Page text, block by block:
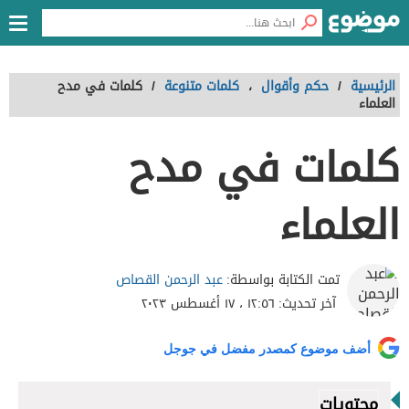
الرئيسية / حكم وأقوال ، كلمات متنوعة / كلمات في مدح
العلماء
كلمات في مدح
العلماء
تمت الكتابة بواسطة:عبد الرحمن القصاص
آخر تحديث: ١٢:٥٦ ، ١٧ أغسطس ٢٠٢٣
أضف موضوع كمصدر مفضل في جوجل